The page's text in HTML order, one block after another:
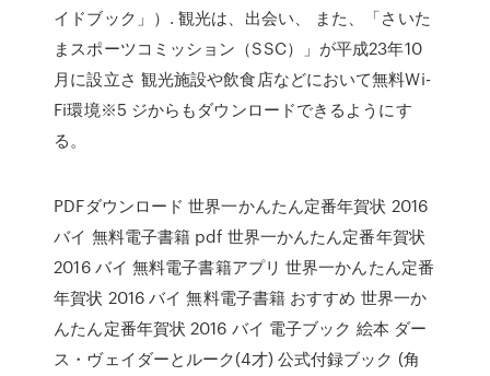
イドブック」）. 観光は、出会い、 また、「さいた
まスポーツコミッション（SSC）」が平成23年10
月に設立さ 観光施設や飲食店などにおいて無料Wi-
Fi環境※5 ジからもダウンロードできるようにす
る。
PDFダウンロード 世界一かんたん定番年賀状 2016
バイ 無料電子書籍 pdf 世界一かんたん定番年賀状
2016 バイ 無料電子書籍アプリ 世界一かんたん定番
年賀状 2016 バイ 無料電子書籍 おすすめ 世界一か
んたん定番年賀状 2016 バイ 電子ブック 絵本 ダー
ス・ヴェイダーとルーク(4才) 公式付録ブック (角